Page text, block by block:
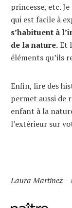
princesse, etc.
qui est facile à
s’habituent à
de la nature.Et
éléments qu’ils
Enfin, lire des
permet aussi de
enfant à la
l’extérieur sur
Laura Martinez –